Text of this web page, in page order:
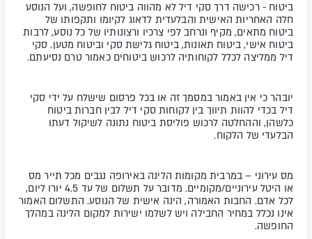
ביטוח - רכישה דרך סקי דיל לא מהווה ביטוח לחופשה, ועל הנוסע
חלה האחריות האישית והבלעדית לדאוג לקיומו ותקפותו של
ביטוח מתאים, מקיף ונרחב לפי צרכיו ורצונותיו של כל נוסע, לרבות
ביטוח אישי, ביטוח תאונות, ביטוח גלישת סקי וביטוח מטען. סקי
דיל ממליצה לכלל לקוחותיה לרכוש ביטוחים כאמור טרם נסיעתם.
יובהר כי אין באמור במסמך זה או בכל פרסום שישלח על ידי סקי
דיל בכדי להוות תיווך בין לקוחות סקי דיל לבין חברות ביטוח
כלשהן, וההחלטה לרכוש פוליסת ביטוח נתונה לשיקול דעתו
הבלעדי של הלקוח.
מס עירוני – במרבית מקומות הלינה באירופה נגבים מכל תייר מס
או היטל עירוניים/מקומיים. מדובר על תשלום של עד 4.5 יורו ליום,
לכל אדם. החבות האמורה, הינה אישית של הנוסע. התשלום האמור
אינו נכלל במחיר החבילה ויש לשלמו ישירות למקום הלינה במהלך
החופשה.